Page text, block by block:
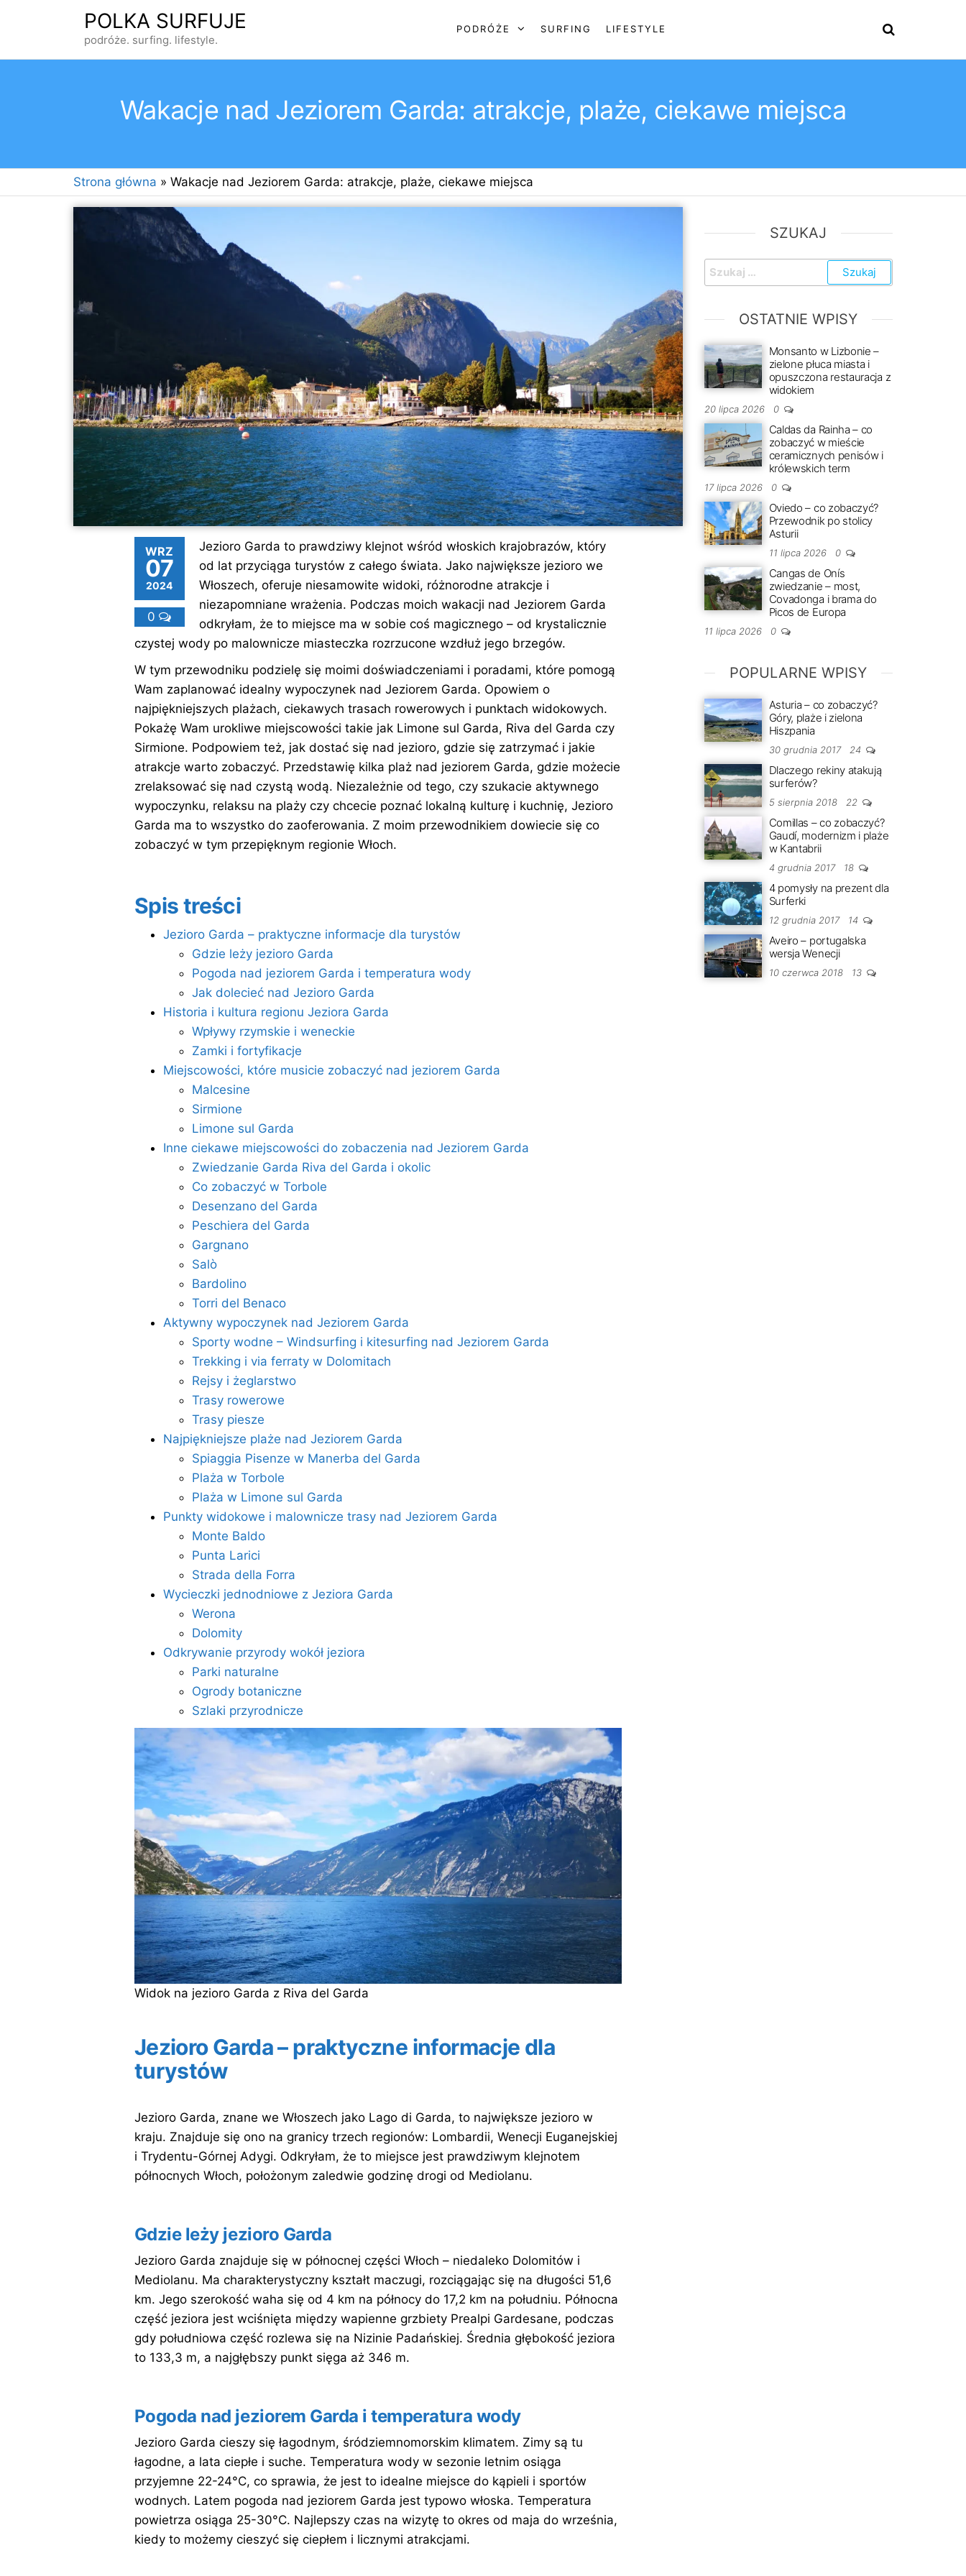
POLKA SURFUJE
podróże. surfing. lifestyle.
PODRÓŻE SURFING LIFESTYLE
Wakacje nad Jeziorem Garda: atrakcje, plaże, ciekawe miejsca
Strona główna » Wakacje nad Jeziorem Garda: atrakcje, plaże, ciekawe miejsca
WRZ
07
2024
0
Jezioro Garda to prawdziwy klejnot wśród włoskich krajobrazów, który
od lat przyciąga turystów z całego świata. Jako największe jezioro we
Włoszech, oferuje niesamowite widoki, różnorodne atrakcje i
niezapomniane wrażenia. Podczas moich wakacji nad Jeziorem Garda
odkryłam, że to miejsce ma w sobie coś magicznego – od krystalicznie
czystej wody po malownicze miasteczka rozrzucone wzdłuż jego brzegów.
W tym przewodniku podzielę się moimi doświadczeniami i poradami, które pomogą
Wam zaplanować idealny wypoczynek nad Jeziorem Garda. Opowiem o
najpiękniejszych plażach, ciekawych trasach rowerowych i punktach widokowych.
Pokażę Wam urokliwe miejscowości takie jak Limone sul Garda, Riva del Garda czy
Sirmione. Podpowiem też, jak dostać się nad jezioro, gdzie się zatrzymać i jakie
atrakcje warto zobaczyć. Przedstawię kilka plaż nad jeziorem Garda, gdzie możecie
zrelaksować się nad czystą wodą. Niezależnie od tego, czy szukacie aktywnego
wypoczynku, relaksu na plaży czy chcecie poznać lokalną kulturę i kuchnię, Jezioro
Garda ma to wszystko do zaoferowania. Z moim przewodnikiem dowiecie się co
zobaczyć w tym przepięknym regionie Włoch.
Spis treści
Jezioro Garda – praktyczne informacje dla turystów
Gdzie leży jezioro Garda
Pogoda nad jeziorem Garda i temperatura wody
Jak dolecieć nad Jezioro Garda
Historia i kultura regionu Jeziora Garda
Wpływy rzymskie i weneckie
Zamki i fortyfikacje
Miejscowości, które musicie zobaczyć nad jeziorem Garda
Malcesine
Sirmione
Limone sul Garda
Inne ciekawe miejscowości do zobaczenia nad Jeziorem Garda
Zwiedzanie Garda Riva del Garda i okolic
Co zobaczyć w Torbole
Desenzano del Garda
Peschiera del Garda
Gargnano
Salò
Bardolino
Torri del Benaco
Aktywny wypoczynek nad Jeziorem Garda
Sporty wodne – Windsurfing i kitesurfing nad Jeziorem Garda
Trekking i via ferraty w Dolomitach
Rejsy i żeglarstwo
Trasy rowerowe
Trasy piesze
Najpiękniejsze plaże nad Jeziorem Garda
Spiaggia Pisenze w Manerba del Garda
Plaża w Torbole
Plaża w Limone sul Garda
Punkty widokowe i malownicze trasy nad Jeziorem Garda
Monte Baldo
Punta Larici
Strada della Forra
Wycieczki jednodniowe z Jeziora Garda
Werona
Dolomity
Odkrywanie przyrody wokół jeziora
Parki naturalne
Ogrody botaniczne
Szlaki przyrodnicze
Widok na jezioro Garda z Riva del Garda
Jezioro Garda – praktyczne informacje dla
turystów
Jezioro Garda, znane we Włoszech jako Lago di Garda, to największe jezioro w
kraju. Znajduje się ono na granicy trzech regionów: Lombardii, Wenecji Euganejskiej
i Trydentu-Górnej Adygi. Odkryłam, że to miejsce jest prawdziwym klejnotem
północnych Włoch, położonym zaledwie godzinę drogi od Mediolanu.
Gdzie leży jezioro Garda
Jezioro Garda znajduje się w północnej części Włoch – niedaleko Dolomitów i
Mediolanu. Ma charakterystyczny kształt maczugi, rozciągając się na długości 51,6
km. Jego szerokość waha się od 4 km na północy do 17,2 km na południu. Północna
część jeziora jest wciśnięta między wapienne grzbiety Prealpi Gardesane, podczas
gdy południowa część rozlewa się na Nizinie Padańskiej. Średnia głębokość jeziora
to 133,3 m, a najgłębszy punkt sięga aż 346 m.
Pogoda nad jeziorem Garda i temperatura wody
Jezioro Garda cieszy się łagodnym, śródziemnomorskim klimatem. Zimy są tu
łagodne, a lata ciepłe i suche. Temperatura wody w sezonie letnim osiąga
przyjemne 22-24°C, co sprawia, że jest to idealne miejsce do kąpieli i sportów
wodnych. Latem pogoda nad jeziorem Garda jest typowo włoska. Temperatura
powietrza osiąga 25-30°C. Najlepszy czas na wizytę to okres od maja do września,
kiedy to możemy cieszyć się ciepłem i licznymi atrakcjami.
SZUKAJ
Szukaj:
OSTATNIE WPISY
Monsanto w Lizbonie –
zielone płuca miasta i
opuszczona restauracja z
widokiem
20 lipca 2026 0
Caldas da Rainha – co
zobaczyć w mieście
ceramicznych penisów i
królewskich term
17 lipca 2026 0
Oviedo – co zobaczyć?
Przewodnik po stolicy
Asturii
11 lipca 2026 0
Cangas de Onís
zwiedzanie – most,
Covadonga i brama do
Picos de Europa
11 lipca 2026 0
POPULARNE WPISY
Asturia – co zobaczyć?
Góry, plaże i zielona
Hiszpania
30 grudnia 2017 24
Dlaczego rekiny atakują
surferów?
5 sierpnia 2018 22
Comillas – co zobaczyć?
Gaudí, modernizm i plaże
w Kantabrii
4 grudnia 2017 18
4 pomysły na prezent dla
Surferki
12 grudnia 2017 14
Aveiro – portugalska
wersja Wenecji
10 czerwca 2018 13